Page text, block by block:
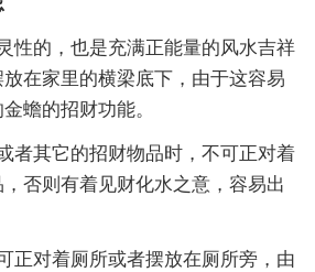
性的，也是充满正能量的风水吉祥
在家里的横梁底下，由于这容易
蟾的招财功能。
者其它的招财物品时，不可正对着
否则有着见财化水之意，容易出
正对着厕所或者摆放在厕所旁，由